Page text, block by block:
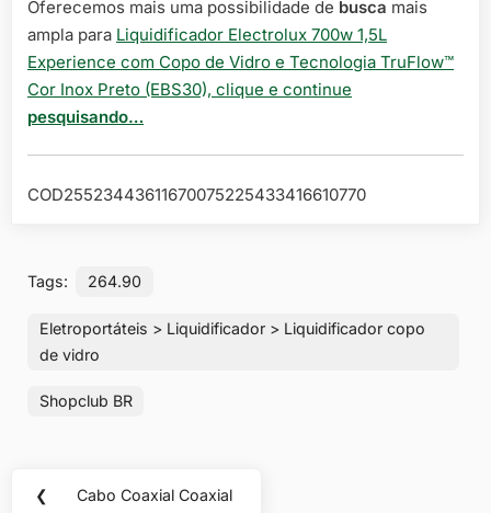
Oferecemos mais uma possibilidade de busca mais
ampla para Liquidificador Electrolux 700w 1,5L
Experience com Copo de Vidro e Tecnologia TruFlow™
Cor Inox Preto (EBS30), clique e continue
pesquisando…
COD25523443611670075225433416610770
Tags: 264.90
Eletroportáteis > Liquidificador > Liquidificador copo
de vidro
Shopclub BR
Navegação
❮
Previous
Cabo Coaxial Coaxial